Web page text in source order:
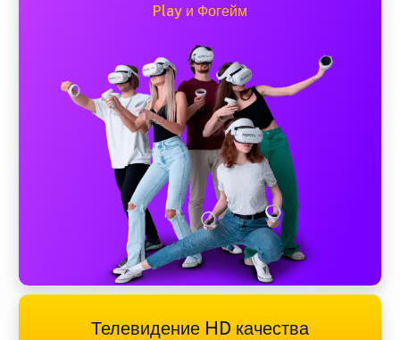
Play и Фогейм
Телевидение HD качества